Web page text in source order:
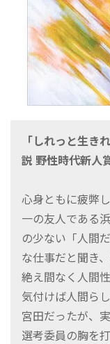
「しれっと生
説 野性時代新人
心身ともに疲弊
一の友人である
の少ない「人間
な仕事だと聞き
絶え間なく人間
気付けば人間ら
宮田だったが、
選考委員の胸を